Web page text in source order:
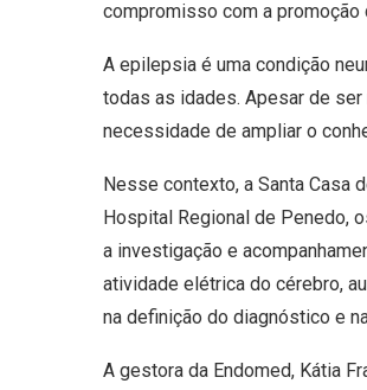
compromisso com a promoção
A epilepsia é uma condição
todas as idades. Apesar de
necessidade de ampliar o
Nesse contexto, a Santa Casa
Hospital Regional de Penedo,
a investigação e
atividade elétrica do cérebro,
na definição do diagnóstico e
A gestora da Endomed, Kátia